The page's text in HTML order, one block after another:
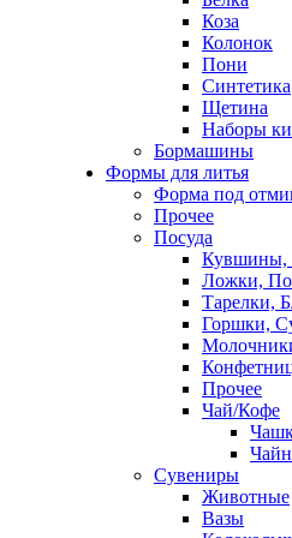
Коза
Колонок
Пони
Синтетика
Щетина
Наборы
Бормашины
Формы для литья
Форма под
Прочее
Посуда
Кувшины,
Ложки,
Тарелки,
Горшки,
Прочее
Чай/Кофе
Сувениры
Животные
Вазы